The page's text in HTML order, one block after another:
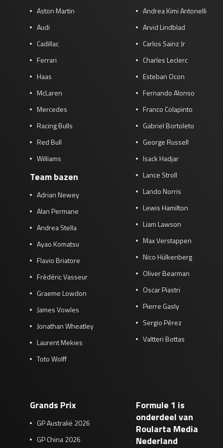
Aston Martin
Audi
Cadillac
Ferrari
Haas
McLaren
Mercedes
Racing Bulls
Red Bull
Williams
Team bazen
Adrian Newey
Alan Permane
Andrea Stella
Ayao Komatsu
Flavio Briatore
Frédéric Vasseur
Graeme Lowdon
James Vowles
Jonathan Wheatley
Laurent Mekies
Toto Wolff
Andrea Kimi Antonelli
Arvid Lindblad
Carlos Sainz Jr
Charles Leclerc
Esteban Ocon
Fernando Alonso
Franco Colapinto
Gabriel Bortoleto
George Russell
Isack Hadjar
Lance Stroll
Lando Norris
Lewis Hamilton
Liam Lawson
Max Verstappen
Nico Hülkenberg
Oliver Bearman
Oscar Piastri
Pierre Gasly
Sergio Pérez
Valtteri Bottas
Grands Prix
GP Australië 2026
GP China 2026
Formule 1 is
onderdeel van
Roularta Media
Nederland